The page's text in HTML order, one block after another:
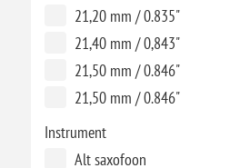
21,20 mm / 0.835"
21,40 mm / 0,843"
21,50 mm / 0.846"
21,50 mm / 0.846"
Instrument
Alt saxofoon